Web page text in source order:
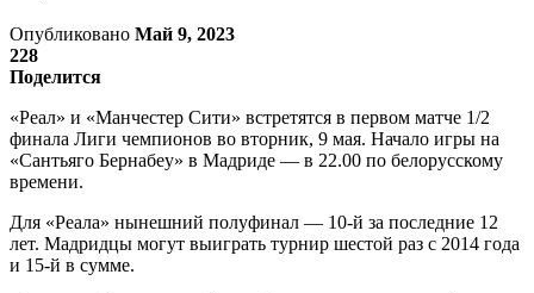
Опубликовано Май 9, 2023
228
Поделится
«Реал» и «Манчестер Сити» встретятся в первом матче 1/2
финала Лиги чемпионов во вторник, 9 мая. Начало игры на
«Сантьяго Бернабеу» в Мадриде — в 22.00 по белорусскому
времени.
Для «Реала» нынешний полуфинал — 10-й за последние 12
лет. Мадридцы могут выиграть турнир шестой раз с 2014 года
и 15-й в сумме.